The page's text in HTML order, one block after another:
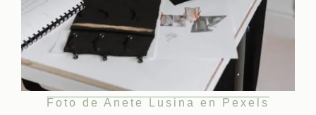
Foto de Anete Lusina en Pexels